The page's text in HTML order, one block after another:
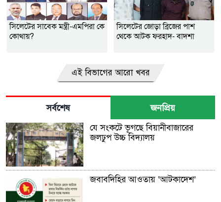
সিলেটের সাবেক মন্ত্রী-এমপিরা কে
কোথায়?
সিলেটের জোড়া ব্রিজের পাশ
থেকে আটক ফরহাদ- বাদশা
এই বিভাগের আরো খবর
সর্বশেষ জনপ্রিয়
যে সংকটে ভূগছে বিয়ানীবাজারের
জলঢুপ উচ্চ বিদ্যালয়
জবাবদিহির আওতায় ‘আটকাদেশ’